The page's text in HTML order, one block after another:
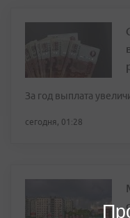
За год выплата
сегодня, 01:28